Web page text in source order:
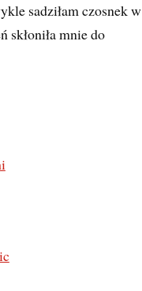
sadziłam czosnek w
skłoniła mnie do